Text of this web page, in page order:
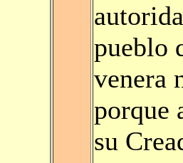
pueblo
venera
porque
su